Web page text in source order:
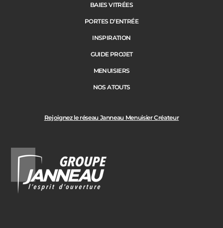
Rejoignez le réseau Janneau Menuisier Créateur
BAIES VITRÉES
PORTES D’ENTRÉE
INSPIRATION
GUIDE PROJET
MENUISIERS
NOS ATOUTS